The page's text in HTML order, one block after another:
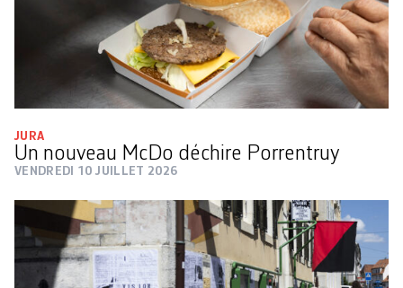
JURA
Un nouveau McDo déchire Porrentruy
VENDREDI 10 JUILLET 2026